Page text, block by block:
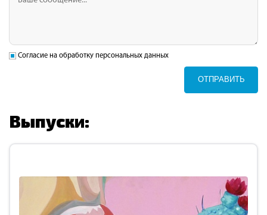
Согласие на обработку персональных данных
ОТПРАВИТЬ
Выпуски: